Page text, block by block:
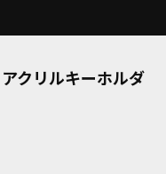
クリルキーホルダ